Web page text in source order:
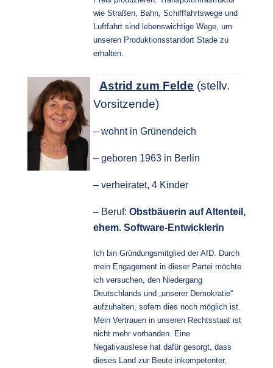
wie Straßen, Bahn, Schifffahrtswege und
Luftfahrt sind lebenswichtige Wege, um
unseren Produktionsstandort Stade zu
erhalten.
Astrid zum Felde (stellv.
Vorsitzende)
– wohnt in Grünendeich
– geboren 1963 in Berlin
– verheiratet, 4 Kinder
– Beruf: Obstbäuerin auf Altenteil,
ehem. Software-Entwicklerin
Ich bin Gründungsmitglied der AfD. Durch
mein Engagement in dieser Partei möchte
ich versuchen, den Niedergang
Deutschlands und „unserer Demokratie“
aufzuhalten, sofern dies noch möglich ist.
Mein Vertrauen in unseren Rechtsstaat ist
nicht mehr vorhanden. Eine
Negativauslese hat dafür gesorgt, dass
dieses Land zur Beute inkompetenter,